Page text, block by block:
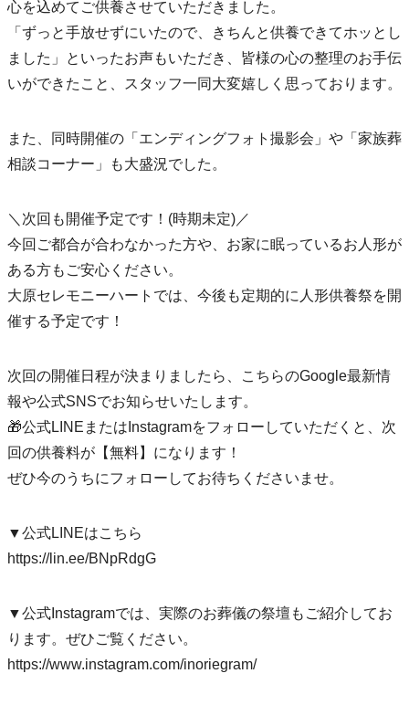
心を込めてご供養させていただきました。
「ずっと手放せずにいたので、きちんと供養できてホッとし
ました」といったお声もいただき、皆様の心の整理のお手伝
いができたこと、スタッフ一同大変嬉しく思っております。
また、同時開催の「エンディングフォト撮影会」や「家族葬
相談コーナー」も大盛況でした。
＼次回も開催予定です！(時期未定)／
今回ご都合が合わなかった方や、お家に眠っているお人形が
ある方もご安心ください。
大原セレモニーハートでは、今後も定期的に人形供養祭を開
催する予定です！
次回の開催日程が決まりましたら、こちらのGoogle最新情
報や公式SNSでお知らせいたします。
🎁公式LINEまたはInstagramをフォローしていただくと、次
回の供養料が【無料】になります！
ぜひ今のうちにフォローしてお待ちくださいませ。
▼公式LINEはこちら
https://lin.ee/BNpRdgG
▼公式Instagramでは、実際のお葬儀の祭壇もご紹介してお
ります。ぜひご覧ください。
https://www.instagram.com/inoriegram/